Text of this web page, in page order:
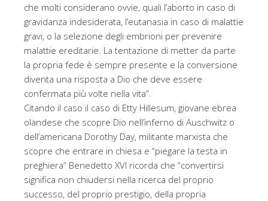
che molti considerano ovvie, quali l’aborto in caso di
gravidanza indesiderata, l’eutanasia in caso di malattie
gravi, o la selezione degli embrioni per prevenire
malattie ereditarie. La tentazione di metter da parte
la propria fede è sempre presente e la conversione
diventa una risposta a Dio che deve essere
confermata più volte nella vita”.
Citando il caso il caso di Etty Hillesum, giovane ebrea
olandese che scopre Dio nell’inferno di Auschwitz o
dell’americana Dorothy Day, militante marxista che
scopre che entrare in chiesa e “piegare la testa in
preghiera” Benedetto XVI ricorda che “convertirsi
significa non chiudersi nella ricerca del proprio
successo, del proprio prestigio, della propria